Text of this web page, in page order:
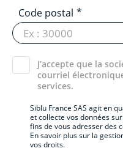
Code postal
J’accepte que la
courriel
services.
Siblu France SAS agit en
et collecte vos données
fins de vous adresser des
En savoir plus sur la
vos droits.